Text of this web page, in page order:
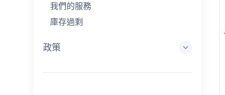
我們的服務
庫存過剩
政策